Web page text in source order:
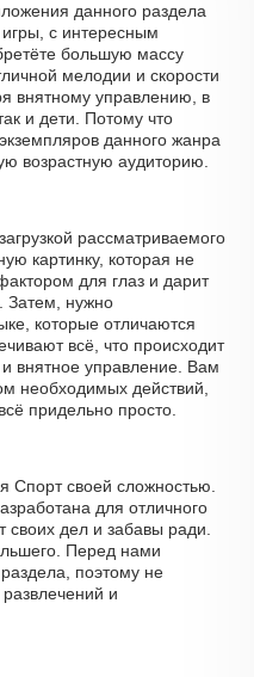
данного раздела
с интересным
большую массу
мелодии и скорости
внятному управлению, в
и дети. Потому что
данного жанра
возрастную аудиторию.
рассматриваемого
картинку, которая не
для глаз и дарит
Затем, нужно
которые отличаются
всё, что происходит
внятное управление. Вам
необходимых действий,
придельно просто.
Спорт своей сложностью.
для отличного
дел и забавы ради.
Перед нами
поэтому не
и